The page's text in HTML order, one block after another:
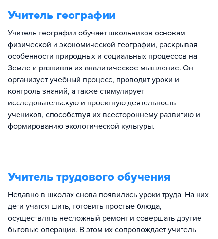
Учитель географии
Учитель географии обучает школьников основам
физической и экономической географии, раскрывая
особенности природных и социальных процессов на
Земле и развивая их аналитическое мышление. Он
организует учебный процесс, проводит уроки и
контроль знаний, а также стимулирует
исследовательскую и проектную деятельность
учеников, способствуя их всестороннему развитию и
формированию экологической культуры.
Учитель трудового обучения
Недавно в школах снова появились уроки труда. На них
дети учатся шить, готовить простые блюда,
осуществлять несложный ремонт и совершать другие
бытовые операции. В этом их сопровождает учитель